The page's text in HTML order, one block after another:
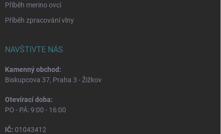
Příběh merino ovcí
Příběh zpracování vlny
NAVŠTIVTE NÁS
Kamenný obchod:
Biskupcova 37, Praha 3 - Žižkov
Otevírací doba:
PO - PÁ: 9:00 - 16:00
IČ: 01043412